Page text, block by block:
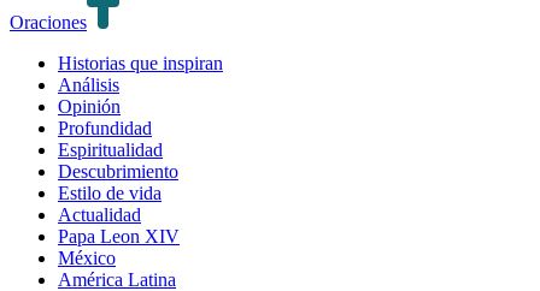
Oraciones
Historias que inspiran
Análisis
Opinión
Profundidad
Espiritualidad
Descubrimiento
Estilo de vida
Actualidad
Papa Leon XIV
México
América Latina